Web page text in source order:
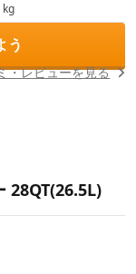
kg
う
・レビューを見る
28QT(26.5L)